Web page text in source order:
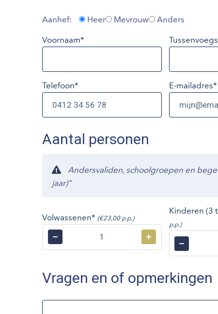
Aanhef: Heer Mevrouw Anders
Voornaam*
Telefoon* E-mailadres*
Aantal personen
Andersvaliden, schoolgroepen en
jaar)"
Volwassenen* (€23,00 p.p.)
− +
Kinderen (3
p.p.)
−
Vragen en of opmerkingen